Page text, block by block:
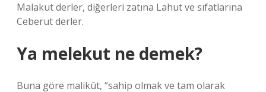
Malakut derler, diğerleri zatına Lahut ve sıfatlarına
Ceberut derler.
Ya melekut ne demek?
Buna göre malikût, “sahip olmak ve tam olarak